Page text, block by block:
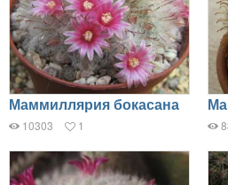
Маммиллярия бокасана
10303 1